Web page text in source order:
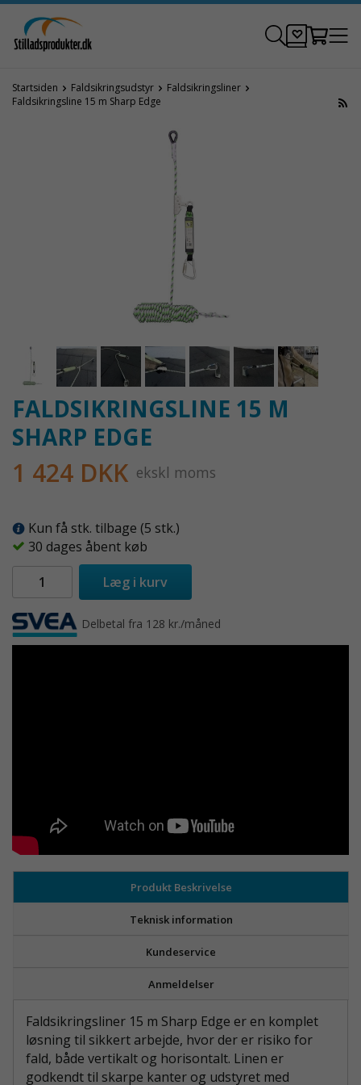
Startsiden Faldsikringsudstyr
Faldsikringsliner
Faldsikringsline 15 m Sharp Edge
FALDSIKRINGSLINE 15 M
SHARP EDGE
1 424 DKK ekskl moms
Kun få stk. tilbage (5 stk.)
30 dages åbent køb
Læg i kurv
Delbetal fra 128 kr./måned
Produkt Beskrivelse
Teknisk information
Kundeservice
Anmeldelser
Faldsikringsliner 15 m Sharp Edge er en komplet
løsning til sikkert arbejde, hvor der er risiko for
fald, både vertikalt og horisontalt. Linen er
godkendt til skarpe kanter og udstyret med